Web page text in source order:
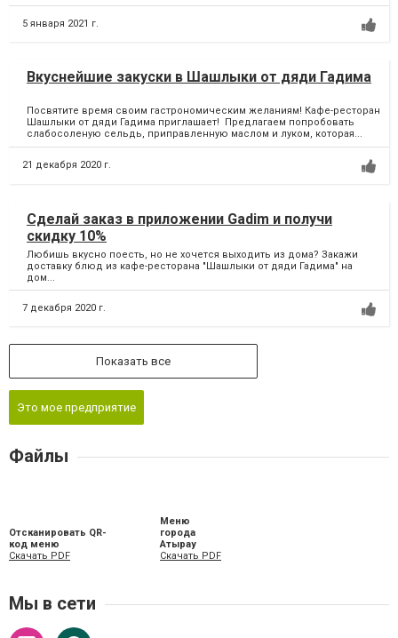
5 января 2021 г.
Вкуснейшие закуски в Шашлыки от дяди Гадима
Посвятите время своим гастрономическим желаниям! Кафе-ресторан
Шашлыки от дяди Гадима приглашает! Предлагаем попробовать
слабосоленую сельдь, приправленную маслом и луком, которая...
21 декабря 2020 г.
Сделай заказ в приложении Gadim и получи
скидку 10%
Любишь вкусно поесть, но не хочется выходить из дома? Закажи
доставку блюд из кафе-ресторана "Шашлыки от дяди Гадима" на
дом...
7 декабря 2020 г.
Показать все
Это мое предприятие
Файлы
Отсканировать QR-
код меню
Скачать PDF
Меню
города
Атырау
Скачать PDF
Мы в сети